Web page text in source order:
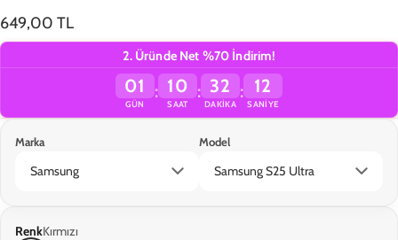
649,00 TL
2. Üründe Net %70 İndirim!
01
GÜN
: 10
SAAT
: 32
DAKIKA
: 12
SANIYE
Marka Model
RenkKırmızı